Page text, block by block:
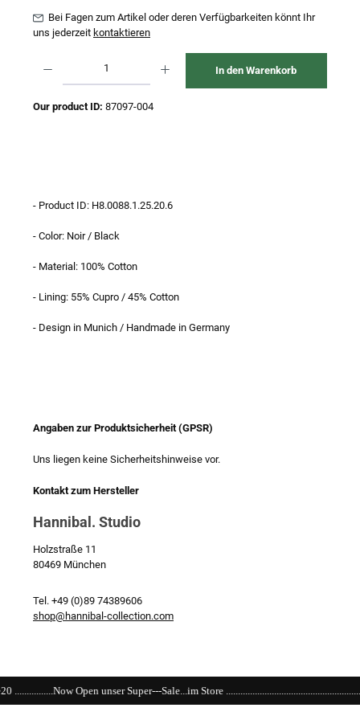
Bei Fagen zum Artikel oder deren Verfügbarkeiten könnt Ihr
uns jederzeit kontaktieren
In den Warenkorb
Our product ID: 87097-004
- Product ID: H8.0088.1.25.20.6
- Color: Noir / Black
- Material: 100% Cotton
- Lining: 55% Cupro / 45% Cotton
- Design in Munich / Handmade in Germany
Angaben zur Produktsicherheit (GPSR)
Uns liegen keine Sicherheitshinweise vor.
Kontakt zum Hersteller
Hannibal. Studio
Holzstraße 11
80469 München
Tel. +49 (0)89 74389606
shop@hannibal-collection.com
unser Super---Sale...im Store